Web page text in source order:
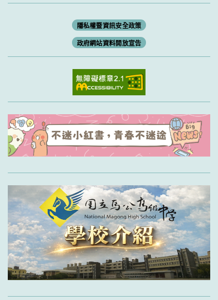
隱私權暨資訊安全政策
政府網站資料開放宣告